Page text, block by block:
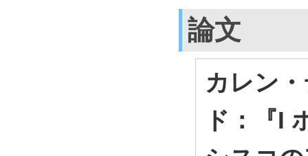
論文
カレン
ド：『I